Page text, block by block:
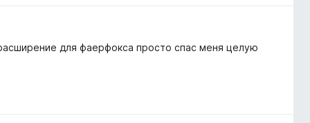
для фаерфокса просто спас меня целую